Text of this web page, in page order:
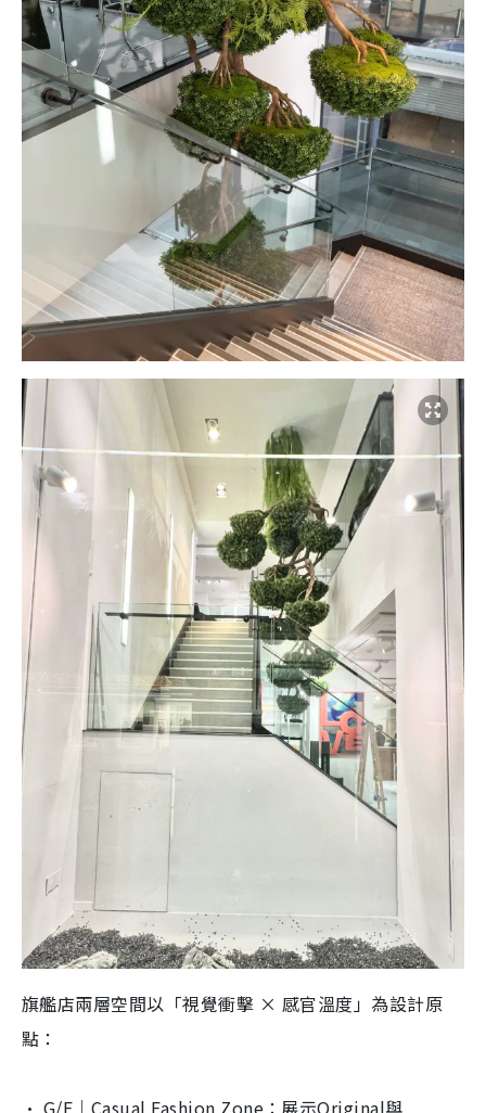
旗艦店兩層空間以「視覺衝擊 × 感官溫度」為設計原
點：